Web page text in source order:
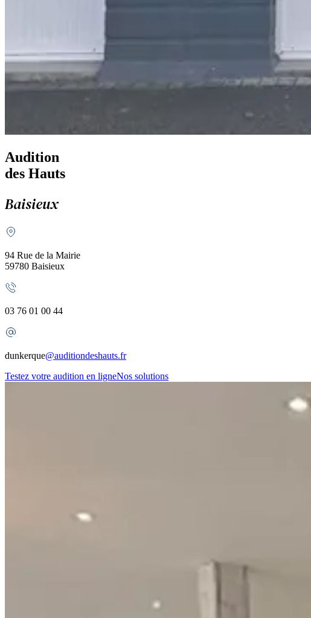
Audition
des Hauts
Baisieux
94 Rue de la Mairie
59780 Baisieux
03 76 01 00 44
dunkerque@auditiondeshauts.fr
Testez votre audition en ligneNos solutions